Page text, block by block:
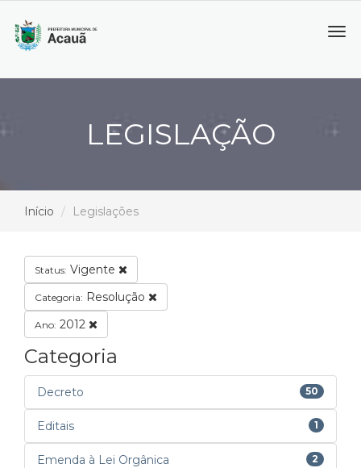
LEGISLAÇÃO
Início Legislações
Status: Vigente
Categoria: Resolução
Ano: 2012
Categoria
Decreto 50
Editais 1
Emenda à Lei Orgânica 2